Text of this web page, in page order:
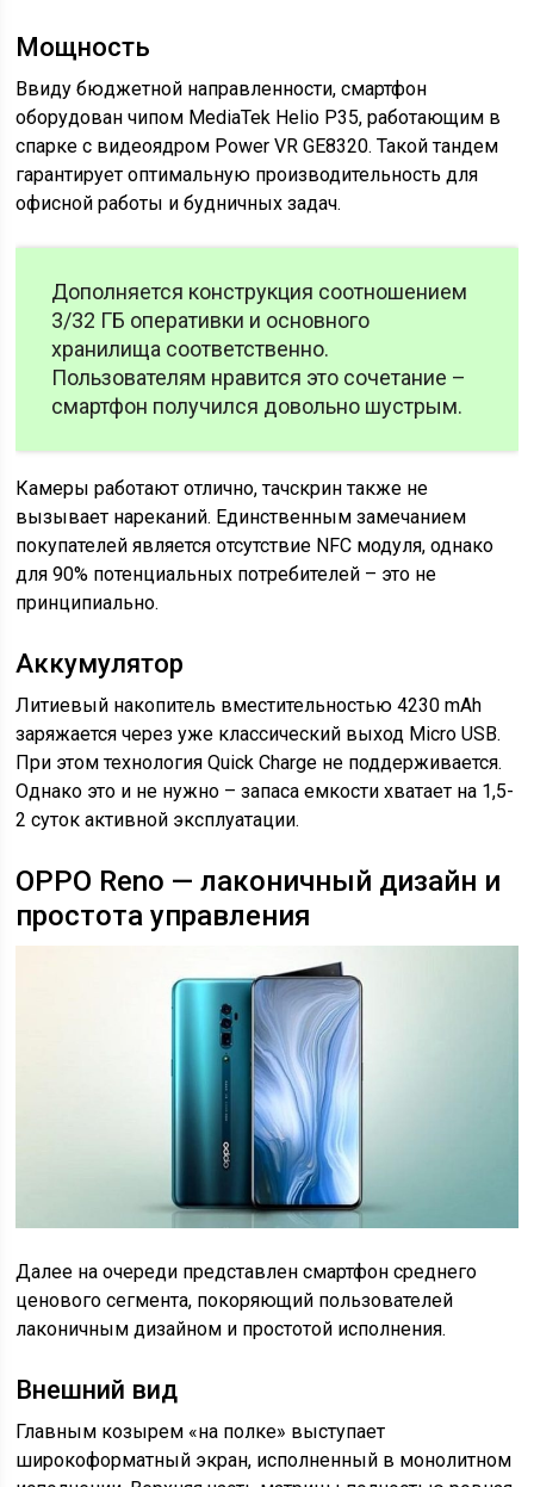
Мощность
Ввиду бюджетной направленности, смартфон
оборудован чипом MediaTek Helio P35, работающим в
спарке с видеоядром Power VR GE8320. Такой тандем
гарантирует оптимальную производительность для
офисной работы и будничных задач.
Дополняется конструкция соотношением
3/32 ГБ оперативки и основного
хранилища соответственно.
Пользователям нравится это сочетание –
смартфон получился довольно шустрым.
Камеры работают отлично, тачскрин также не
вызывает нареканий. Единственным замечанием
покупателей является отсутствие NFC модуля, однако
для 90% потенциальных потребителей – это не
принципиально.
Аккумулятор
Литиевый накопитель вместительностью 4230 mAh
заряжается через уже классический выход Micro USB.
При этом технология Quick Charge не поддерживается.
Однако это и не нужно – запаса емкости хватает на 1,5-
2 суток активной эксплуатации.
OPPO Reno — лаконичный дизайн и
простота управления
Далее на очереди представлен смартфон среднего
ценового сегмента, покоряющий пользователей
лаконичным дизайном и простотой исполнения.
Внешний вид
Главным козырем «на полке» выступает
широкоформатный экран, исполненный в монолитном